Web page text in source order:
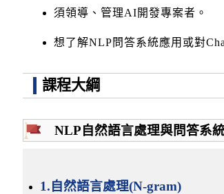
須領導、管理AI開發專案者。
想了解NLP問答系統應用或對
課程大綱
NLP自然語言處理與問答系
1.自然語言處理(N-gram)